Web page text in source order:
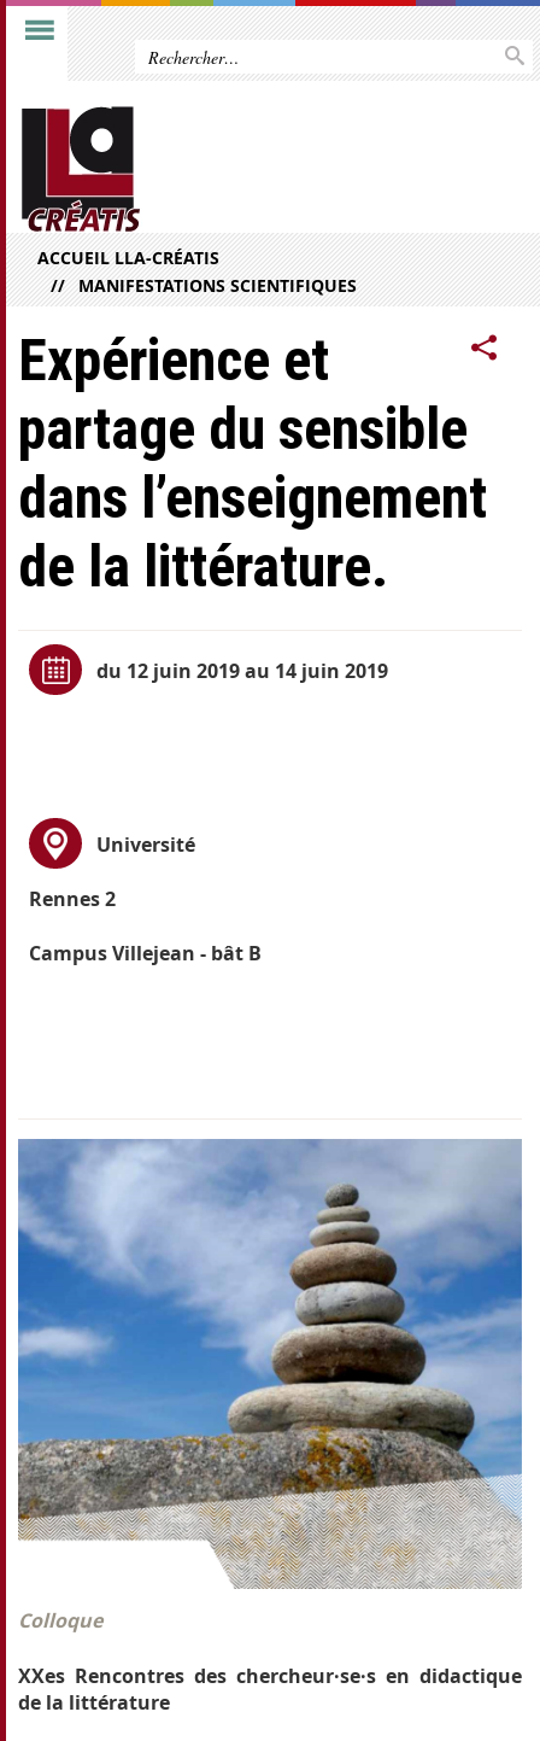
ACCUEIL LLA-CRÉATIS
MANIFESTATIONS SCIENTIFIQUES
Expérience et
partage du sensible
dans l’enseignement
de la littérature.
du 12 juin 2019 au 14 juin 2019
Université
Rennes 2
Campus Villejean - bât B
Colloque
XXes Rencontres des chercheur·se·s en didactique
de la littérature